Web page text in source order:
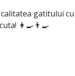
gatitului cu
👩🍳👨🍳